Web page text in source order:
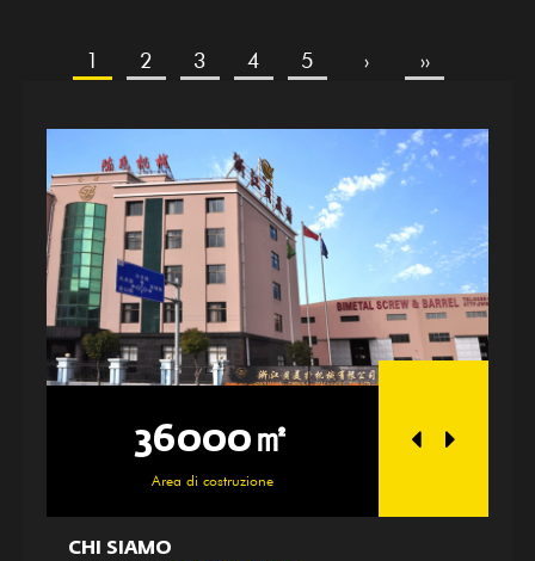
1 2 3 4 5 › ››
36000㎡
Area di costruzione
CHI SIAMO